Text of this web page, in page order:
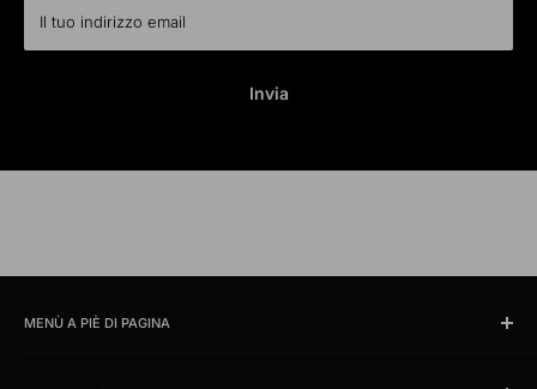
Il tuo indirizzo email
Invia
MENÙ A PIÈ DI PAGINA